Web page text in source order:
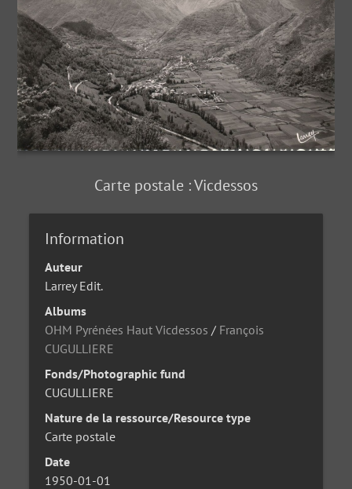
Carte postale : Vicdessos
Information
Auteur
Larrey Edit.
Albums
OHM Pyrénées Haut Vicdessos / François
CUGULLIERE
Fonds/Photographic fund
CUGULLIERE
Nature de la ressource/Resource type
Carte postale
Date
1950-01-01